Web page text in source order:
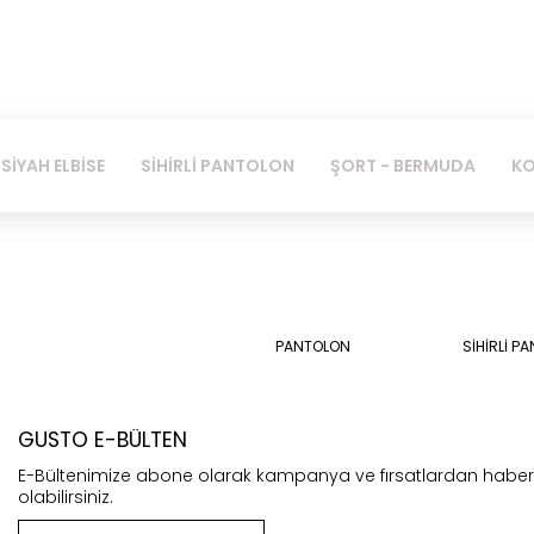
SİYAH ELBİSE SİHİRLİ PANTOLON ŞORT - BERMUDA
PANTOLON SİHİRLİ
GUSTO E-BÜLTEN
E-Bültenimize abone olarak kampanya ve fırsatlardan
olabilirsiniz.